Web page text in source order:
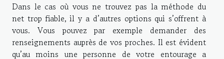
Dans le cas où vous ne trouvez pas la méthode du
net trop fiable, il y a d’autres options qui s’offrent à
vous. Vous pouvez par exemple demander des
renseignements auprès de vos proches. Il est évident
qu’au moins une personne de votre entourage a